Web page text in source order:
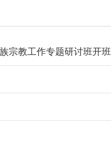
宗教工作专题研讨班开班